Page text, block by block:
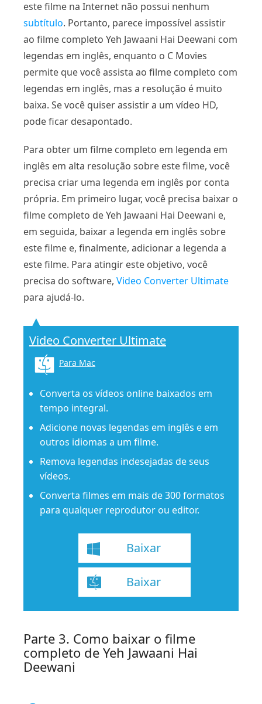
este filme na Internet não possui nenhum
subtítulo. Portanto, parece impossível assistir
ao filme completo Yeh Jawaani Hai Deewani com
legendas em inglês, enquanto o C Movies
permite que você assista ao filme completo com
legendas em inglês, mas a resolução é muito
baixa. Se você quiser assistir a um vídeo HD,
pode ficar desapontado.
Para obter um filme completo em legenda em
inglês em alta resolução sobre este filme, você
precisa criar uma legenda em inglês por conta
própria. Em primeiro lugar, você precisa baixar o
filme completo de Yeh Jawaani Hai Deewani e,
em seguida, baixar a legenda em inglês sobre
este filme e, finalmente, adicionar a legenda a
este filme. Para atingir este objetivo, você
precisa do software, Video Converter Ultimate
para ajudá-lo.
Video Converter Ultimate
Para Mac
Converta os vídeos online baixados em
tempo integral.
Adicione novas legendas em inglês e em
outros idiomas a um filme.
Remova legendas indesejadas de seus
vídeos.
Converta filmes em mais de 300 formatos
para qualquer reprodutor ou editor.
Baixar
Baixar
Parte 3. Como baixar o filme
completo de Yeh Jawaani Hai
Deewani